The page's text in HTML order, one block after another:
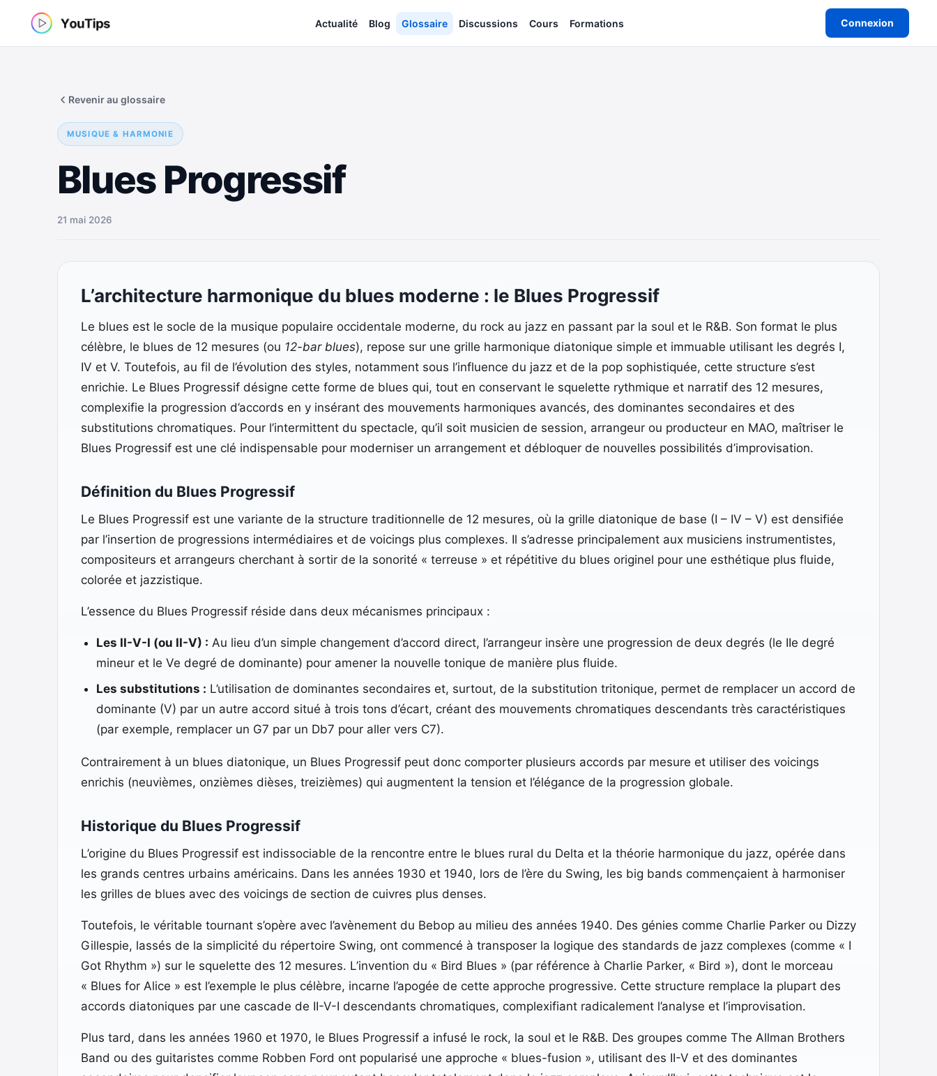
Actualité Blog Glossaire Discussions Cours Formations Connexion
MUSIQUE & HARMONIE
Blues Progressif
Revenir au glossaire
21 mai 2026
L’architecture harmonique du blues moderne : le Blues Progressif
Le blues est le socle de la musique populaire occidentale moderne, du rock au jazz en passant par la soul et le R&B. Son format le plus
célèbre, le blues de 12 mesures (ou 12-bar blues), repose sur une grille harmonique diatonique simple et immuable utilisant les degrés I,
IV et V. Toutefois, au fil de l’évolution des styles, notamment sous l’influence du jazz et de la pop sophistiquée, cette structure s’est
enrichie. Le Blues Progressif désigne cette forme de blues qui, tout en conservant le squelette rythmique et narratif des 12 mesures,
complexifie la progression d’accords en y insérant des mouvements harmoniques avancés, des dominantes secondaires et des
substitutions chromatiques. Pour l’intermittent du spectacle, qu’il soit musicien de session, arrangeur ou producteur en MAO, maîtriser le
Blues Progressif est une clé indispensable pour moderniser un arrangement et débloquer de nouvelles possibilités d’improvisation.
Définition du Blues Progressif
Le Blues Progressif est une variante de la structure traditionnelle de 12 mesures, où la grille diatonique de base (I – IV – V) est densifiée
par l’insertion de progressions intermédiaires et de voicings plus complexes. Il s’adresse principalement aux musiciens instrumentistes,
compositeurs et arrangeurs cherchant à sortir de la sonorité « terreuse » et répétitive du blues originel pour une esthétique plus fluide,
colorée et jazzistique.
L’essence du Blues Progressif réside dans deux mécanismes principaux :
Les II-V-I (ou II-V) : Au lieu d’un simple changement d’accord direct, l’arrangeur insère une progression de deux degrés (le IIe degré
mineur et le Ve degré de dominante) pour amener la nouvelle tonique de manière plus fluide.
Les substitutions : L’utilisation de dominantes secondaires et, surtout, de la substitution tritonique, permet de remplacer un accord de
dominante (V) par un autre accord situé à trois tons d’écart, créant des mouvements chromatiques descendants très caractéristiques
(par exemple, remplacer un G7 par un Db7 pour aller vers C7).
Contrairement à un blues diatonique, un Blues Progressif peut donc comporter plusieurs accords par mesure et utiliser des voicings
enrichis (neuvièmes, onzièmes dièses, treizièmes) qui augmentent la tension et l’élégance de la progression globale.
Historique du Blues Progressif
L’origine du Blues Progressif est indissociable de la rencontre entre le blues rural du Delta et la théorie harmonique du jazz, opérée dans
les grands centres urbains américains. Dans les années 1930 et 1940, lors de l’ère du Swing, les big bands commençaient à harmoniser
les grilles de blues avec des voicings de section de cuivres plus denses.
Toutefois, le véritable tournant s’opère avec l’avènement du Bebop au milieu des années 1940. Des génies comme Charlie Parker ou Dizzy
Gillespie, lassés de la simplicité du répertoire Swing, ont commencé à transposer la logique des standards de jazz complexes (comme « I
Got Rhythm ») sur le squelette des 12 mesures. L’invention du « Bird Blues » (par référence à Charlie Parker, « Bird »), dont le morceau
« Blues for Alice » est l’exemple le plus célèbre, incarne l’apogée de cette approche progressive. Cette structure remplace la plupart des
accords diatoniques par une cascade de II-V-I descendants chromatiques, complexifiant radicalement l’analyse et l’improvisation.
Plus tard, dans les années 1960 et 1970, le Blues Progressif a infusé le rock, la soul et le R&B. Des groupes comme The Allman Brothers
Band ou des guitaristes comme Robben Ford ont popularisé une approche « blues-fusion », utilisant des II-V et des dominantes